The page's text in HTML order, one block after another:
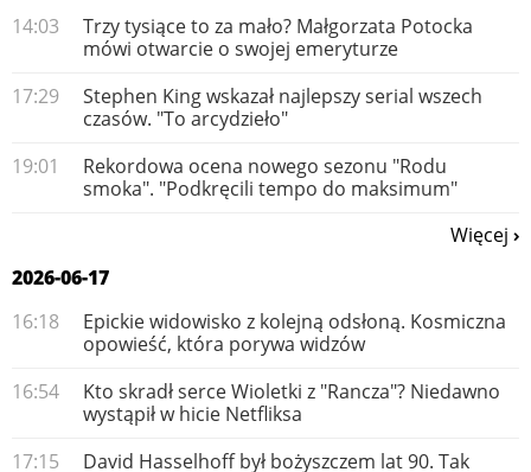
14:03
Trzy tysiące to za mało? Małgorzata Potocka
mówi otwarcie o swojej emeryturze
17:29
Stephen King wskazał najlepszy serial wszech
czasów. "To arcydzieło"
19:01
Rekordowa ocena nowego sezonu "Rodu
smoka". "Podkręcili tempo do maksimum"
Więcej
2026-06-17
16:18
Epickie widowisko z kolejną odsłoną. Kosmiczna
opowieść, która porywa widzów
16:54
Kto skradł serce Wioletki z "Rancza"? Niedawno
wystąpił w hicie Netfliksa
17:15
David Hasselhoff był bożyszczem lat 90. Tak